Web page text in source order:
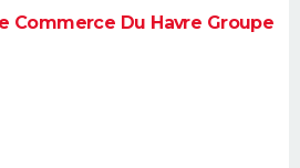
Commerce Du Havre Groupe